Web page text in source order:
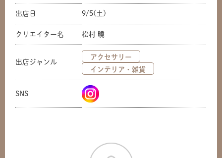
出店日 9/5(土)
クリエイター名 松村 曉
出店ジャンル
アクセサリー
インテリア・雑貨
SNS